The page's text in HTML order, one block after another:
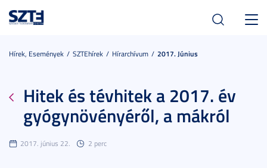
Hírek, Események SZTEhírek Hírarchívum 2017. Június
Hitek és tévhitek a 2017. év
gyógynövényéről, a mákról
2017. június 22. 2 perc